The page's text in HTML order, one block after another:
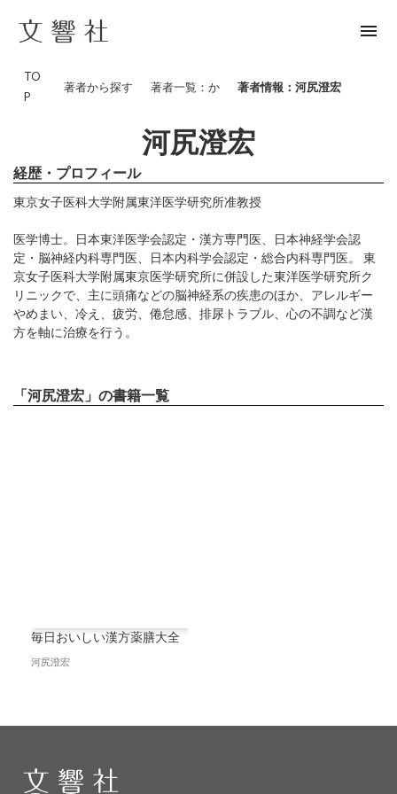
menu
TO
P
著者から探す 著者一覧：か 著者情報：河尻澄宏
河尻澄宏
経歴・プロフィール
東京女子医科大学附属東洋医学研究所准教授
医学博士。日本東洋医学会認定・漢方専門医、日本神経学会認
定・脳神経内科専門医、日本内科学会認定・総合内科専門医。 東
京女子医科大学附属東京医学研究所に併設した東洋医学研究所ク
リニックで、主に頭痛などの脳神経系の疾患のほか、アレルギー
やめまい、冷え、疲労、倦怠感、排尿トラブル、心の不調など漢
方を軸に治療を行う。
「河尻澄宏」の書籍一覧
毎日おいしい漢方薬膳大全
河尻澄宏